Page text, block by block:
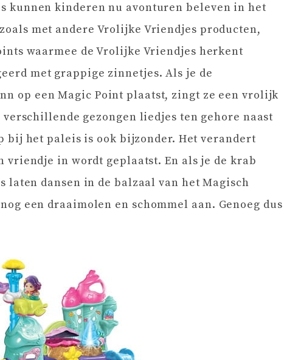
kunnen kinderen nu avonturen beleven in het
met andere Vrolijke Vriendjes producten,
waarmee de Vrolijke Vriendjes herkent
met grappige zinnetjes. Als je de
op een Magic Point plaatst, zingt ze een vrolijk
gezongen liedjes ten gehore naast
bij het paleis is ook bijzonder. Het verandert
in wordt geplaatst. En als je de krab
laten dansen in de balzaal van het Magisch
een draaimolen en schommel aan. Genoeg dus